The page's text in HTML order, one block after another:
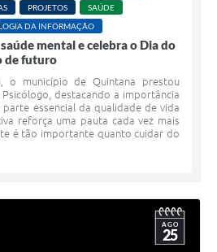
PROJETOS
SAÚDE
DA INFORMAÇÃO
mental e celebra o Dia do
de futuro
o município de Quintana prestou
destacando a importância
essencial da qualidade de vida
reforça uma pauta cada vez mais
é tão importante quanto cuidar do
AGO
25